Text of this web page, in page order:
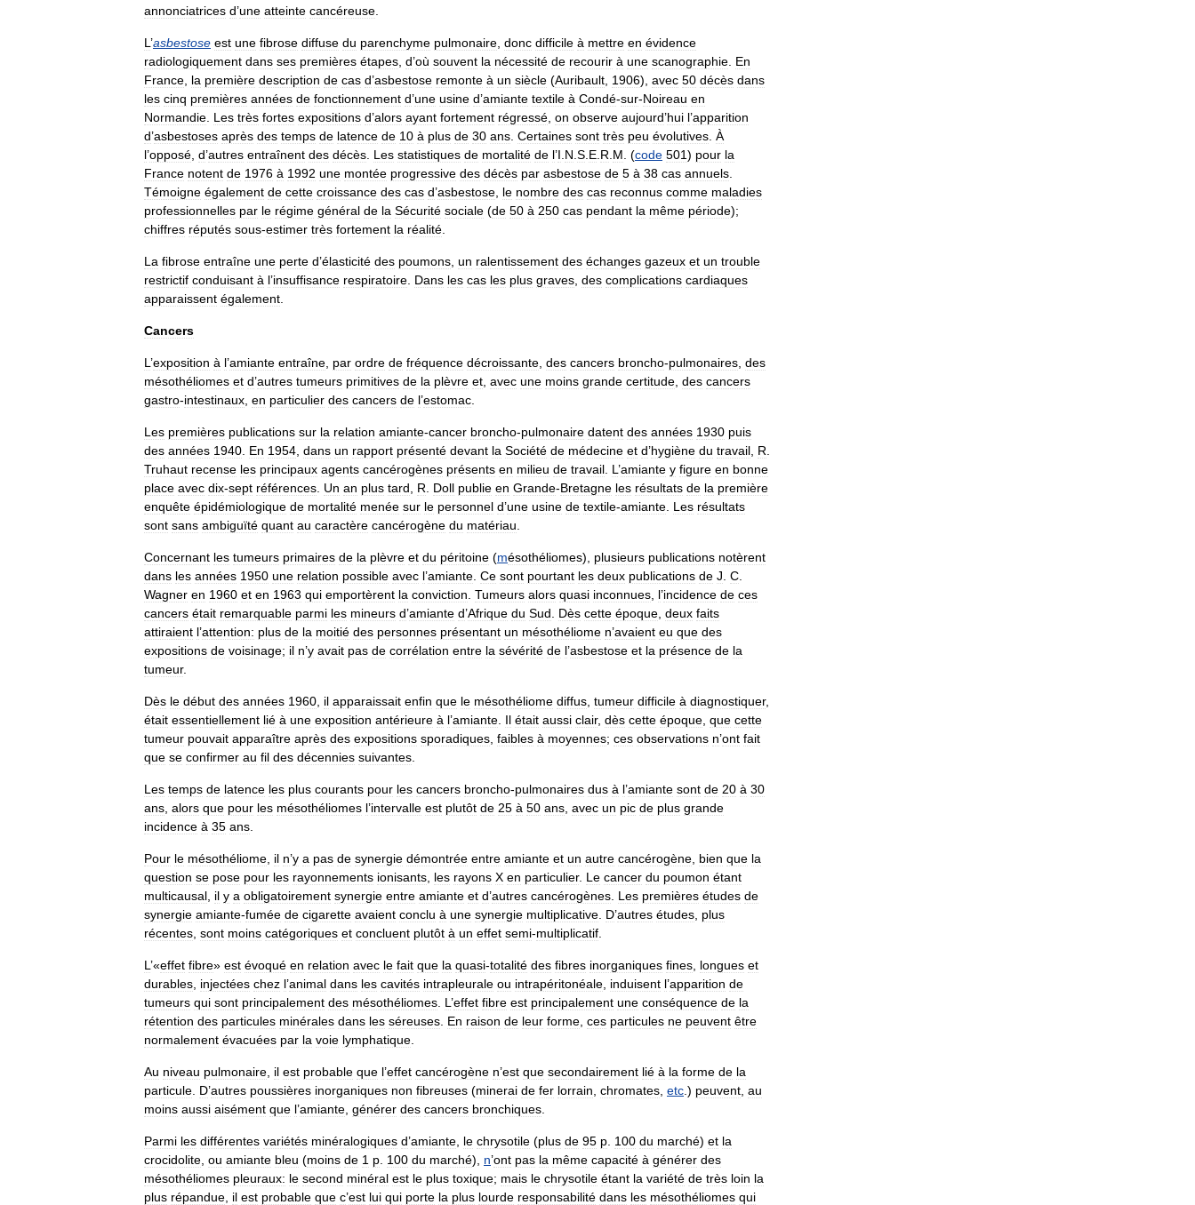
annonciatrices d’une atteinte cancéreuse
L ’asbestose est une fibrose diffuse du parenchyme pulmonaire donc difficile à mettre en évidence
radiologiquement dans ses premières étapes d’où souvent la nécessité de recourir à une scanographie En
France la première description de cas d’asbestose remonte à un siècle (Auribault 1906), avec 50 décès dans
les cinq premières années de fonctionnement d’une usine d’amiante textile à Condé-sur-Noireau en
Normandie Les très fortes expositions d’alors ayant fortement régressé on observe aujourd’hui l’apparition
d’asbestoses après des temps de latence de 10 à plus de 30 ans Certaines sont très peu évolutives À
l’opposé d’autres entraînent des décès Les statistiques de mortalité de l’I N S E R M . (code 501) pour la
France notent de 1976 à 1992 une montée progressive des décès par asbestose de 5 à 38 cas annuels
Témoigne également de cette croissance des cas d’asbestose le nombre des cas reconnus comme maladies
professionnelles par le régime général de la Sécurité sociale (de 50 à 250 cas pendant la même période);
chiffres réputés sous-estimer très fortement la réalité
La fibrose entraîne une perte d’élasticité des poumons un ralentissement des échanges gazeux et un trouble
restrictif conduisant à l’insuffisance respiratoire Dans les cas les plus graves des complications cardiaques
apparaissent également
Cancers
L ’exposition à l’amiante entraîne par ordre de fréquence décroissante des cancers broncho-pulmonaires des
mésothéliomes et d’autres tumeurs primitives de la plèvre et avec une moins grande certitude des cancers
gastro-intestinaux en particulier des cancers de l’estomac
Les premières publications sur la relation amiante-cancer broncho-pulmonaire datent des années 1930 puis
des années 1940 En 1954 dans un rapport présenté devant la Société de médecine et d’hygiène du travail R
Truhaut recense les principaux agents cancérogènes présents en milieu de travail L ’amiante y figure en bonne
place avec dix-sept références Un an plus tard R Doll publie en Grande-Bretagne les résultats de la première
enquête épidémiologique de mortalité menée sur le personnel d’une usine de textile-amiante Les résultats
sont sans ambiguïté quant au caractère cancérogène du matériau
Concernant les tumeurs primaires de la plèvre et du péritoine (mésothéliomes), plusieurs publications notèrent
dans les années 1950 une relation possible avec l’amiante Ce sont pourtant les deux publications de J C
Wagner en 1960 et en 1963 qui emportèrent la conviction Tumeurs alors quasi inconnues l’incidence de ces
cancers était remarquable parmi les mineurs d’amiante d’Afrique du Sud Dès cette époque deux faits
attiraient l’attention: plus de la moitié des personnes présentant un mésothéliome n’avaient eu que des
expositions de voisinage; il n’y avait pas de corrélation entre la sévérité de l’asbestose et la présence de la
tumeur.
Dès le début des années 1960 il apparaissait enfin que le mésothéliome diffus tumeur difficile à diagnostiquer,
était essentiellement lié à une exposition antérieure à l’amiante Il était aussi clair, dès cette époque que cette
tumeur pouvait apparaître après des expositions sporadiques faibles à moyennes; ces observations n’ont fait
que se confirmer au fil des décennies suivantes
Les temps de latence les plus courants pour les cancers broncho-pulmonaires dus à l’amiante sont de 20 à 30
ans alors que pour les mésothéliomes l’intervalle est plutôt de 25 à 50 ans avec un pic de plus grande
incidence à 35 ans
Pour le mésothéliome il n’y a pas de synergie démontrée entre amiante et un autre cancérogène bien que la
question se pose pour les rayonnements ionisants les rayons X en particulier. Le cancer du poumon étant
multicausal il y a obligatoirement synergie entre amiante et d’autres cancérogènes Les premières études de
synergie amiante-fumée de cigarette avaient conclu à une synergie multiplicative D’autres études plus
récentes sont moins catégoriques et concluent plutôt à un effet semi-multiplicatif
L ’«effet fibre» est évoqué en relation avec le fait que la quasi-totalité des fibres inorganiques fines longues et
durables injectées chez l’animal dans les cavités intrapleurale ou intrapéritonéale induisent l’apparition de
tumeurs qui sont principalement des mésothéliomes L ’effet fibre est principalement une conséquence de la
rétention des particules minérales dans les séreuses En raison de leur forme ces particules ne peuvent être
normalement évacuées par la voie lymphatique
Au niveau pulmonaire il est probable que l’effet cancérogène n’est que secondairement lié à la forme de la
particule D’autres poussières inorganiques non fibreuses (minerai de fer lorrain chromates etc .) peuvent au
moins aussi aisément que l’amiante générer des cancers bronchiques
Parmi les différentes variétés minéralogiques d’amiante le chrysotile (plus de 95 p 100 du marché) et la
crocidolite ou amiante bleu (moins de 1 p 100 du marché), n’ont pas la même capacité à générer des
mésothéliomes pleuraux: le second minéral est le plus toxique; mais le chrysotile étant la variété de très loin la
plus répandue il est probable que c’est lui qui porte la plus lourde responsabilité dans les mésothéliomes qui